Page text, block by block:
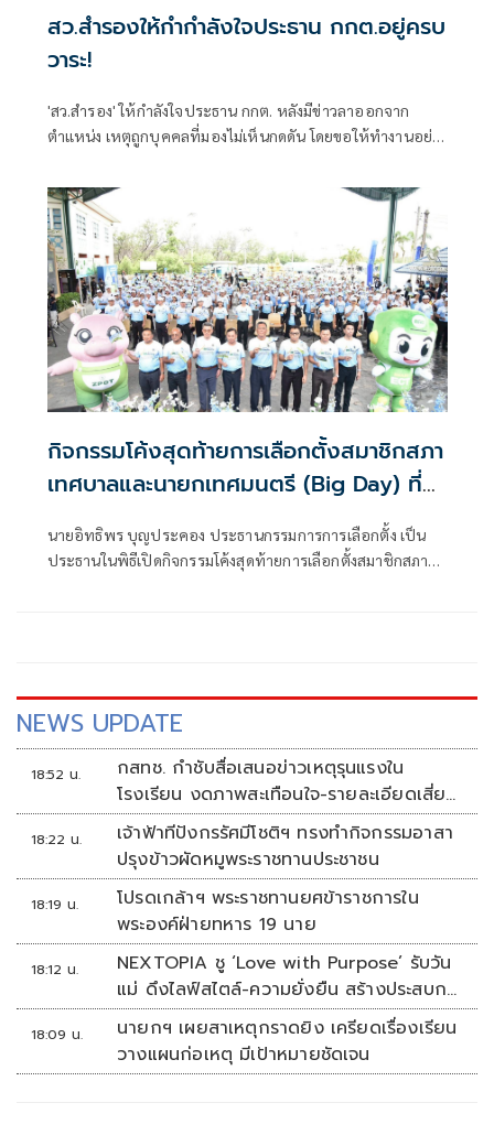
สว.สำรองให้กำกำลังใจประธาน กกต.อยู่ครบ
วาระ!
'สว.สำรอง' ให้กำลังใจประธาน กกต. หลังมีข่าวลาออกจาก
ตำแหน่ง เหตุถูกบุคคลที่มองไม่เห็นกดดัน โดยขอให้ทำงานอย่าง
โดนอาญา 157
กิจกรรมโค้งสุดท้ายการเลือกตั้งสมาชิกสภา
เทศบาลและนายกเทศมนตรี (Big Day) ที่จะ
มีการเลือกตั้งในวันอาทิตย์ที่ 11 พฤษภาคม
2568
นายอิทธิพร บุญประคอง ประธานกรรมการการเลือกตั้ง เป็น
ประธานในพิธีเปิดกิจกรรมโค้งสุดท้ายการเลือกตั้งสมาชิกสภา
NEWS UPDATE
18:52 น.
กสทช. กำชับสื่อเสนอข่าวเหตุรุนแรงใน
โรงเรียน งดภาพสะเทือนใจ-รายละเอียดเสี่ยง
เลียนแบบ
18:22 น.
เจ้าฟ้าทีปังกรรัศมีโชติฯ ทรงทำกิจกรรมอาสา
ปรุงข้าวผัดหมูพระราชทานประชาชน
18:19 น.
โปรดเกล้าฯ พระราชทานยศข้าราชการใน
พระองค์ฝ่ายทหาร 19 นาย
18:12 น.
NEXTOPIA ชู ‘Love with Purpose’ รับวัน
แม่ ดึงไลฟ์สไตล์-ความยั่งยืน สร้างประสบกา
รณ์ช้อปปิงมีความหมาย
18:09 น.
นายกฯ เผยสาเหตุกราดยิง เครียดเรื่องเรียน
วางแผนก่อเหตุ มีเป้าหมายชัดเจน